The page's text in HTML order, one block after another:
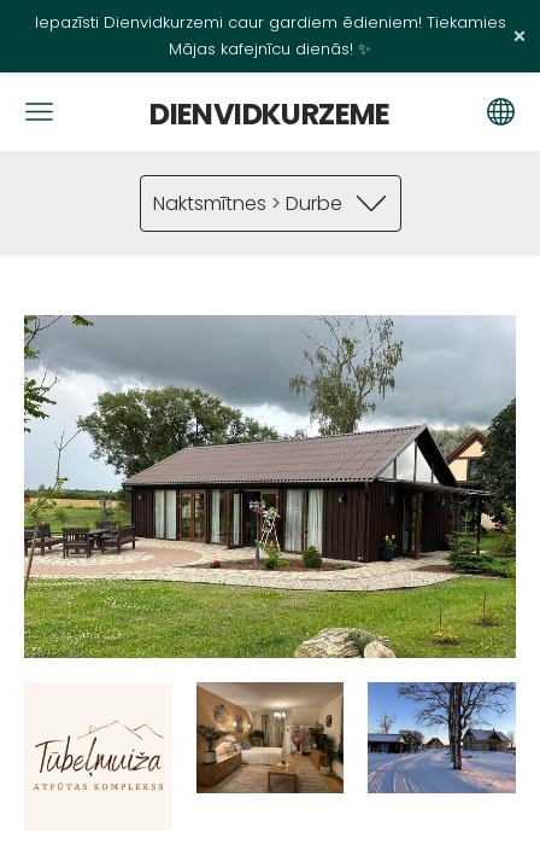
Iepazīsti Dienvidkurzemi caur gardiem ēdieniem! Tiekamies
Mājas kafejnīcu dienās! ✨
×
DIENVIDKURZEME
Naktsmītnes > Durbe